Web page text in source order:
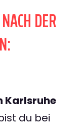
DER
Karlsruhe
du bei